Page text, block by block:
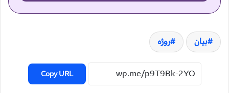
بیان روژه
Copy URL